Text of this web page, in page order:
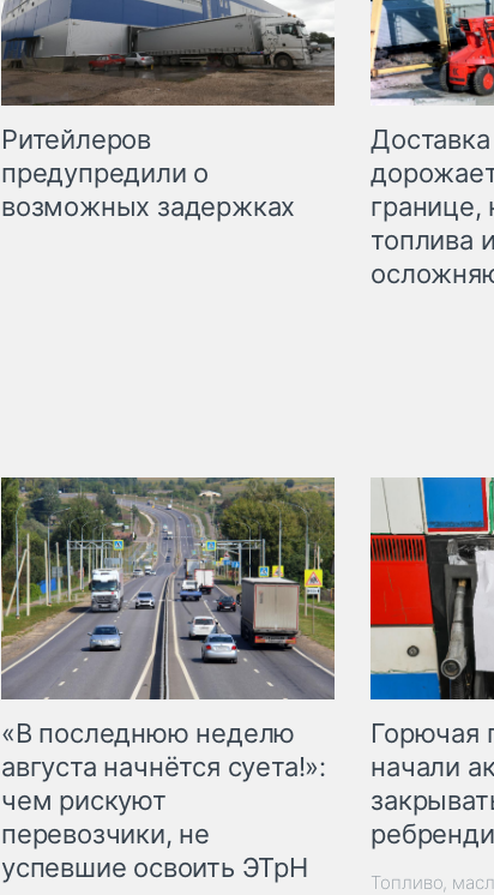
Ритейлеров
предупредили о
возможных задержках
границе,
топлива
«В последнюю неделю
августа начнётся суета!»:
чем рискуют
перевозчики, не
успевшие освоить ЭТрН
Горючая
начали
Топливо,